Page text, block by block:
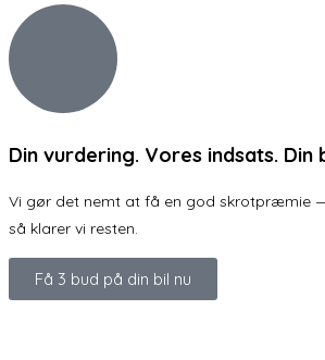
Din vurdering. Vores indsats. Din
Vi gør det nemt at få en god skrotpræmie
så klarer vi resten.
Få 3 bud på din bil nu